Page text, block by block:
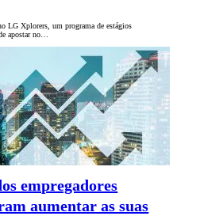
LG Xplorers, um programa de estágios
apostar no…
empregadores
aumentar as suas